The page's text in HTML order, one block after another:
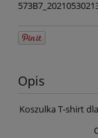
Opis
Koszulka T-shirt